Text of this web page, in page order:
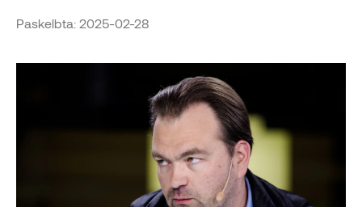
Paskelbta: 2025-02-28